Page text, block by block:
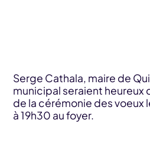
Serge Cathala, maire de
municipal seraient heureux
de la cérémonie des voeux
à 19h30 au foyer.